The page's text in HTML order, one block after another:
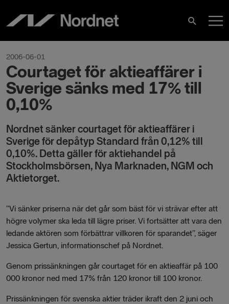
innehåll
Sök
2006-06-01
Courtaget för aktieaffärer i
Sverige sänks med 17% till
0,10%
Nordnet sänker courtaget för aktieaffärer i
Sverige för depåtyp Standard från 0,12% till
0,10%. Detta gäller för aktiehandel på
Stockholmsbörsen, Nya Marknaden, NGM och
Aktietorget.
”Vi sänker priserna när det går som bäst för vi strävar efter att
högre volymer ska leda till lägre priser. Vi fortsätter att vara den
ledande aktören som förbättrar villkoren för sparandet”, säger
Jessica Gertun, informationschef på Nordnet.
Genom prissänkningen går courtaget för en aktieaffär på 100
000 kronor ned med 17% från 120 kronor till 100 kronor.
Prissänkningen för svenska aktier träder ikraft den 2 juni och